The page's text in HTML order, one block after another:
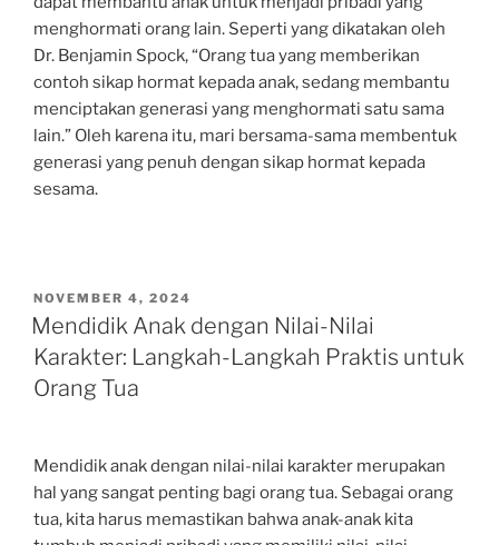
menghormati orang lain. Seperti yang dikatakan oleh
Dr. Benjamin Spock, “Orang tua yang memberikan
contoh sikap hormat kepada anak, sedang membantu
menciptakan generasi yang menghormati satu sama
lain.” Oleh karena itu, mari bersama-sama membentuk
generasi yang penuh dengan sikap hormat kepada
sesama.
POSTED
ON
NOVEMBER 4, 2024
Mendidik Anak dengan Nilai-Nilai
Karakter: Langkah-Langkah Praktis untuk
Orang Tua
Mendidik anak dengan nilai-nilai karakter merupakan
hal yang sangat penting bagi orang tua. Sebagai orang
tua, kita harus memastikan bahwa anak-anak kita